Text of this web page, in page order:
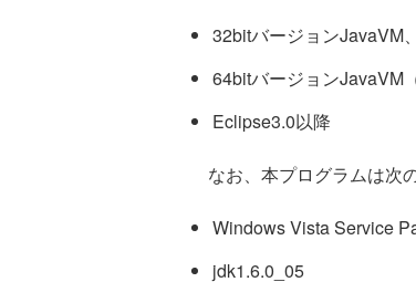
32bitバージョンJavaVM
64bitバージョンJavaVM
Eclipse3.0以降
なお、本プログラムは次
Windows Vista Service
jdk1.6.0_05